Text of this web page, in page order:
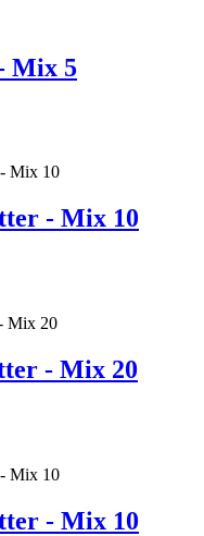
Mix 5
- Mix 10
- Mix 20
- Mix 10